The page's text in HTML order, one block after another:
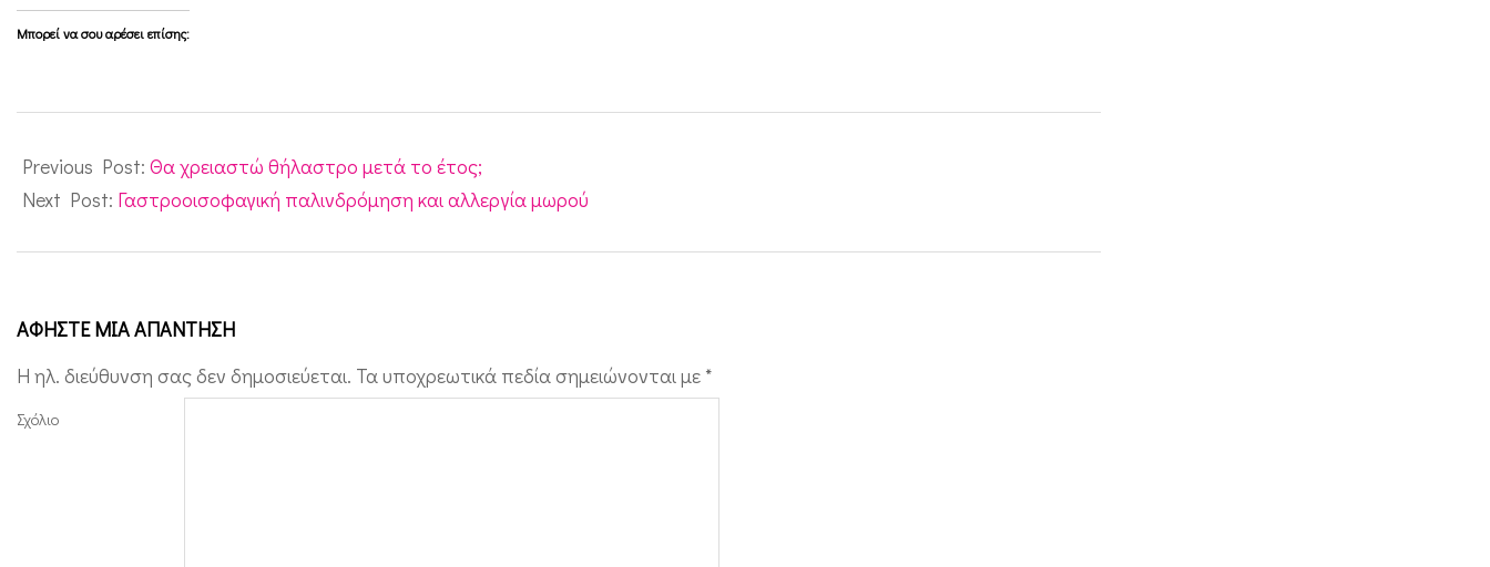
τ
ρ
ο
κ
Μπορεί να σου αρέσει επίσης:
05-
18
Previous Post: Θα χρειαστώ θήλαστρο μετά το έτος;
Next Post: Γαστροοισοφαγική παλινδρόμηση και αλλεργία μωρού
ΑΦΉΣΤΕ ΜΙΑ ΑΠΆΝΤΗΣΗ
Η ηλ. διεύθυνση σας δεν δημοσιεύεται. Τα υποχρεωτικά πεδία σημειώνονται με *
Σχόλιο